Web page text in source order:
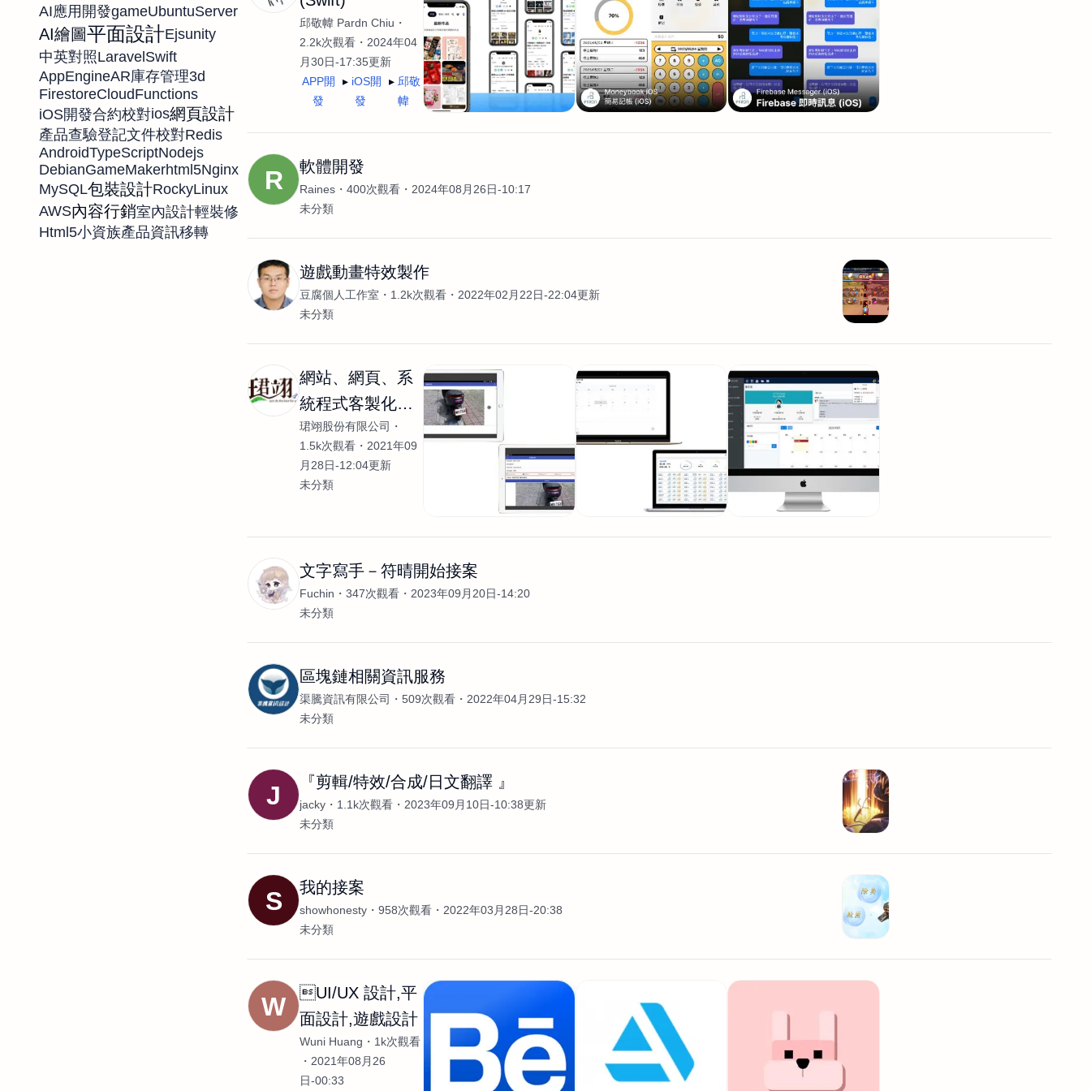
AI應用開發gameUbuntuServer
AI繪圖平面設計Ejsunity
中英對照LaravelSwift
AppEngineAR庫存管理3d
FirestoreCloudFunctions
iOS開發合約校對ios網頁設計
產品查驗登記文件校對Redis
AndroidTypeScriptNodejs
DebianGameMakerhtml5Nginx
MySQL包裝設計RockyLinux
AWS內容行銷室內設計輕裝修
Html5小資族產品資訊移轉
邱敬幃 Pardn Chiu
2.2k次觀看
2024年04
月30日-17:35更新
APP開
發
iOS開
發
邱敬
幃
R 軟體開發
Raines 400次觀看
2024年08月26日-10:17
未分類
遊戲動畫特效製作
豆腐個人工作室 1.2k次觀看
2022年02月22日-22:04更新
未分類
網站、網頁、系
統程式客製化開
發
珺翊股份有限公司
1.5k次觀看
2021年09
月28日-12:04更新
未分類
文字寫手－符晴開始接案
Fuchin 347次觀看
2023年09月20日-14:20
未分類
區塊鏈相關資訊服務
渠騰資訊有限公司 509次觀看
2022年04月29日-15:32
未分類
J 『剪輯/特效/合成/日文翻譯 』
jacky 1.1k次觀看
2023年09月10日-10:38更新
未分類
S 我的接案
showhonesty 958次觀看
2022年03月28日-20:38
未分類
W
UI/UX 設計,平
面設計,遊戲設計
Wuni Huang
1k次觀看
2021年08月26
日-00:33